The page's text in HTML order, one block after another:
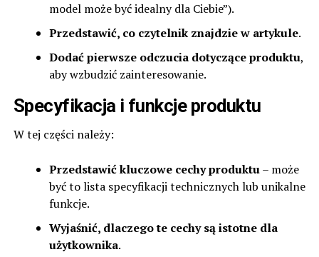
model może być idealny dla Ciebie”).
Przedstawić, co czytelnik znajdzie w artykule.
Dodać pierwsze odczucia dotyczące produktu,
aby wzbudzić zainteresowanie.
Specyfikacja i funkcje produktu
W tej części należy:
Przedstawić kluczowe cechy produktu– może
być to lista specyfikacji technicznych lub unikalne
funkcje.
Wyjaśnić, dlaczego te cechy są istotne dla
użytkownika.